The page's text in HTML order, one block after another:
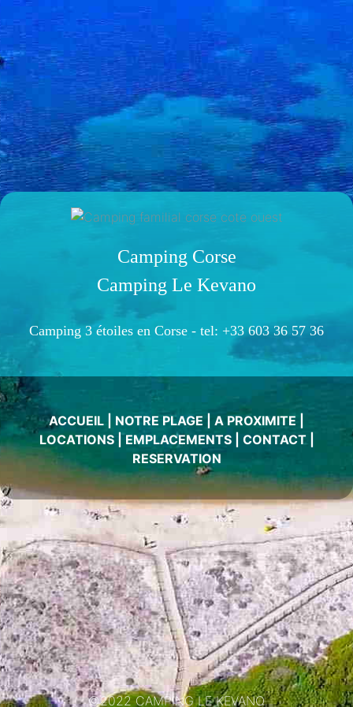
Camping Corse
Camping Le Kevano
Camping 3 étoiles en Corse - tel: +33 603 36 57 36
ACCUEIL NOTRE PLAGE A PROXIMITE
LOCATIONS|EMPLACEMENTS| CONTACT|
RESERVATION
©2022 CAMPING LE KEVANO